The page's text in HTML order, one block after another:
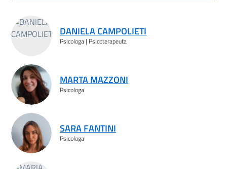
Risultati ricerca
DANIELA CAMPOLIETI
Psicologa | Psicoterapeuta
MARTA MAZZONI
Psicologa
SARA FANTINI
Psicologa